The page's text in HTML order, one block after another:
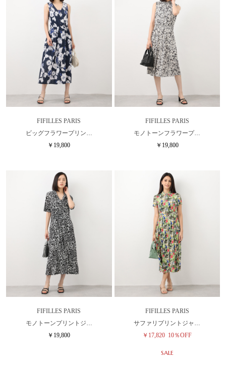
FIFILLES PARIS
ビッグフラワープリン…
￥19,800
FIFILLES PARIS
モノトーンフラワープ…
￥19,800
FIFILLES PARIS
モノトーンプリントジ…
￥19,800
FIFILLES PARIS
サファリプリントジャ…
￥17,820 10％OFF
SALE